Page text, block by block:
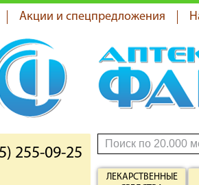
Акции и спецпредложения
255-09-25
ЛЕКАРСТВЕННЫЕ